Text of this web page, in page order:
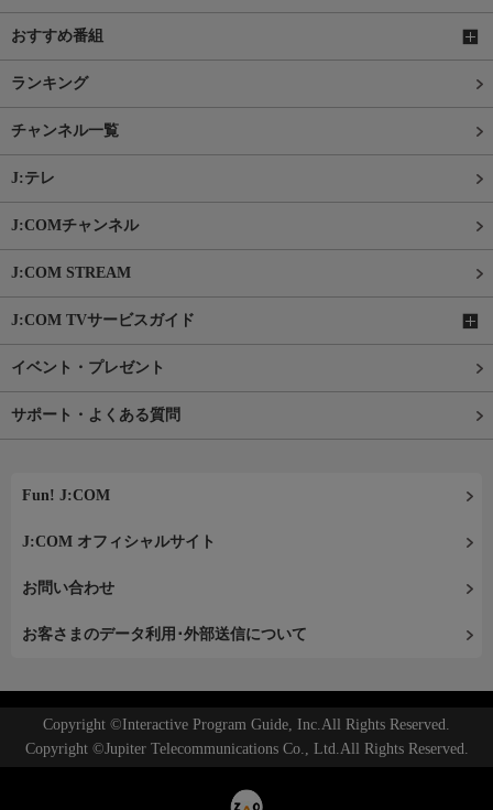
おすすめ番組
ランキング
チャンネル一覧
J:テレ
J:COMチャンネル
J:COM STREAM
J:COM TVサービスガイド
イベント・プレゼント
サポート・よくある質問
Fun! J:COM
J:COM オフィシャルサイト
お問い合わせ
お客さまのデータ利用･外部送信について
Copyright ©Interactive Program Guide, Inc.All Rights Reserved.
Copyright ©Jupiter Telecommunications Co., Ltd.All Rights Reserved.